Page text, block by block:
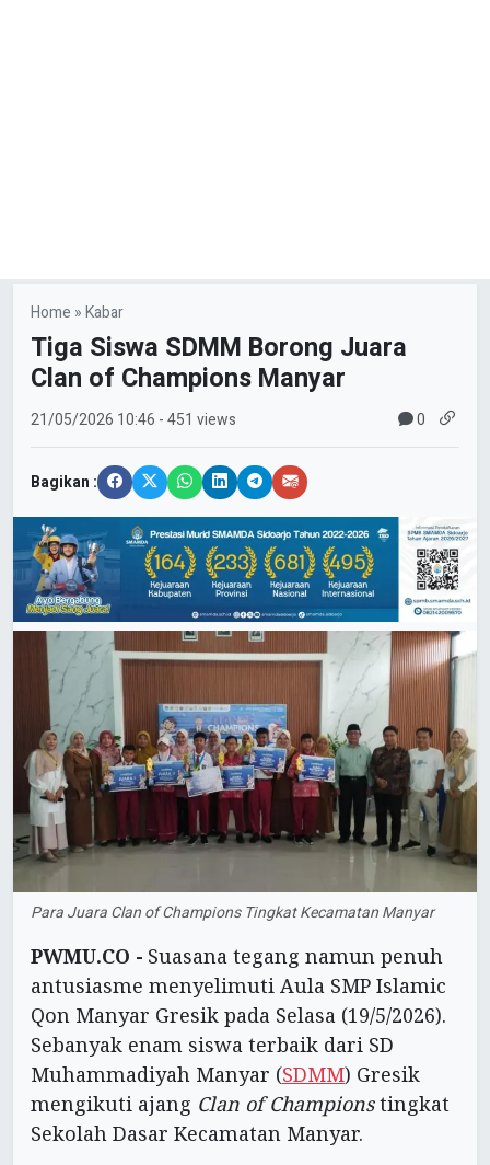
Home »Kabar
Tiga Siswa SDMM Borong Juara
Clan of Champions Manyar
21/05/2026 10:46 - 451 views 0
Bagikan :
Para Juara Clan of Champions Tingkat Kecamatan Manyar
PWMU.CO - Suasana tegang namun penuh
antusiasme menyelimuti Aula SMP Islamic
Qon Manyar Gresik pada Selasa (19/5/2026).
Sebanyak enam siswa terbaik dari SD
Muhammadiyah Manyar (SDMM) Gresik
mengikuti ajang Clan of Championstingkat
Sekolah Dasar Kecamatan Manyar.